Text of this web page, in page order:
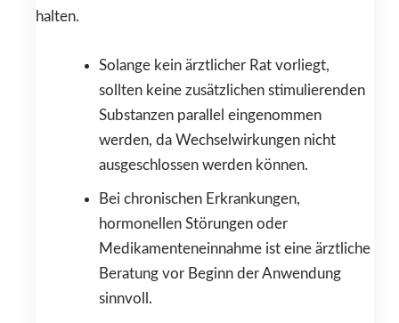
halten.
Solange kein ärztlicher Rat vorliegt,
sollten keine zusätzlichen stimulierenden
Substanzen parallel eingenommen
werden, da Wechselwirkungen nicht
ausgeschlossen werden können.
Bei chronischen Erkrankungen,
hormonellen Störungen oder
Medikamenteneinnahme ist eine ärztliche
Beratung vor Beginn der Anwendung
sinnvoll.